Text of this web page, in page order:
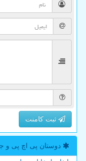
ثبت کامنت
دوستان پی اچ پی و